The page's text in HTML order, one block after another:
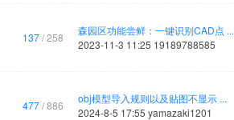
137/ 258
森园区功能尝鲜：一键识别CAD点 ...
2023-11-3 11:25 19189788585
477/ 886
obj模型导入规则以及贴图不显示 ...
2024-8-5 17:55 yamazaki1201